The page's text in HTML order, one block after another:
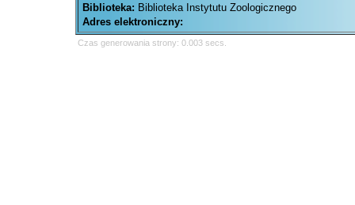
Biblioteka: Biblioteka Instytutu Zoologicznego
Adres elektroniczny:
Czas generowania strony: 0.003 secs.